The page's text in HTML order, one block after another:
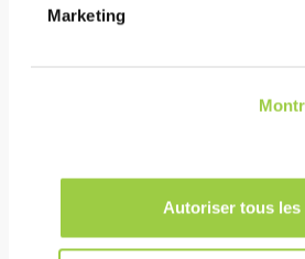
Marketing
Autoriser tous les
极佳表面张力适用于渗透测试
在低浓度时仍有较高的清洗能力
用于生产和维修